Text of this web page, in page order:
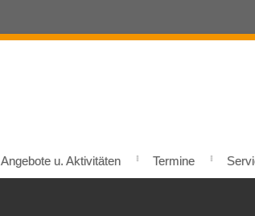
Angebote u. Aktivitäten Termine